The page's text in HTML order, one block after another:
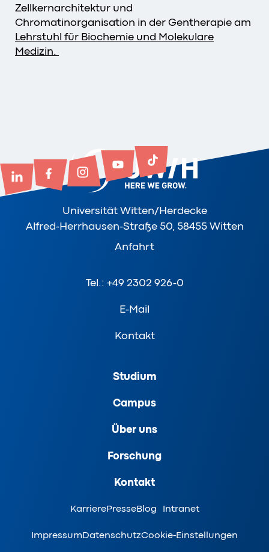
Zellkernarchitektur und
Chromatinorganisation in der Gentherapie am
Lehrstuhl für Biochemie und Molekulare
Medizin.
Universität Witten/Herdecke
Alfred-Herrhausen-Straße 50, 58455 Witten
Anfahrt
Tel.: +49 2302 926-0
E-Mail
Kontakt
Studium
Campus
Über uns
Forschung
Kontakt
KarrierePresseBlog Intranet
ImpressumDatenschutzCookie-Einstellungen